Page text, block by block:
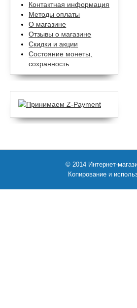
Контактная информация
Методы оплаты
О магазине
Отзывы о магазине
Скидки и акции
Состояние монеты,
сохранность
© 2014 Интернет-
Копирование и